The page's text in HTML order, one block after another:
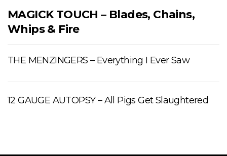
MAGICK TOUCH – Blades, Chains,
Whips & Fire
THE MENZINGERS – Everything I Ever Saw
12 GAUGE AUTOPSY – All Pigs Get Slaughtered